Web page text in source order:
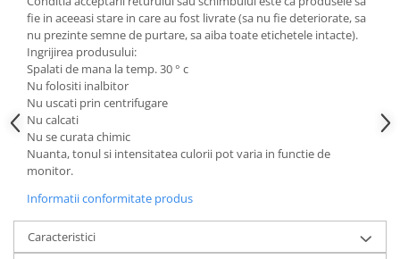
fie in aceeasi stare in care au fost livrate (sa nu fie deteriorate, sa
nu prezinte semne de purtare, sa aiba toate etichetele intacte).
Ingrijirea produsului:
Spalati de mana la temp. 30 ° c
Nu folositi inalbitor
Nu uscati prin centrifugare
Nu calcati
Nu se curata chimic
Nuanta, tonul si intensitatea culorii pot varia in functie de
monitor.
Informatii conformitate produs
Caracteristici